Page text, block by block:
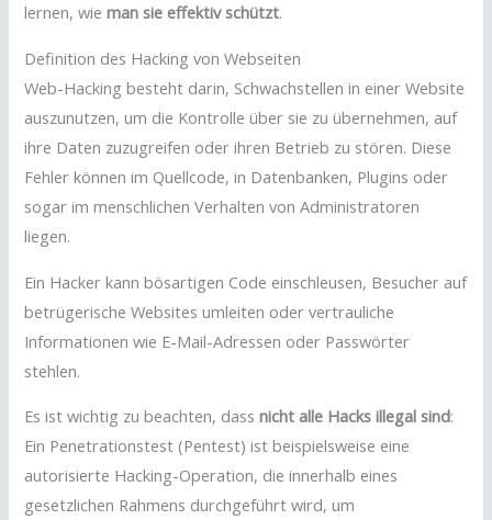
lernen, wieman sie effektiv schützt.
Definition des Hacking von Webseiten
Web-Hacking besteht darin, Schwachstellen in einer Website
auszunutzen, um die Kontrolle über sie zu übernehmen, auf
ihre Daten zuzugreifen oder ihren Betrieb zu stören. Diese
Fehler können im Quellcode, in Datenbanken, Plugins oder
sogar im menschlichen Verhalten von Administratoren
liegen.
Ein Hacker kann bösartigen Code einschleusen, Besucher auf
betrügerische Websites umleiten oder vertrauliche
Informationen wie E-Mail-Adressen oder Passwörter
stehlen.
Es ist wichtig zu beachten, dassnicht alle Hacks illegal sind:
Ein Penetrationstest (Pentest) ist beispielsweise eine
autorisierte Hacking-Operation, die innerhalb eines
gesetzlichen Rahmens durchgeführt wird, um